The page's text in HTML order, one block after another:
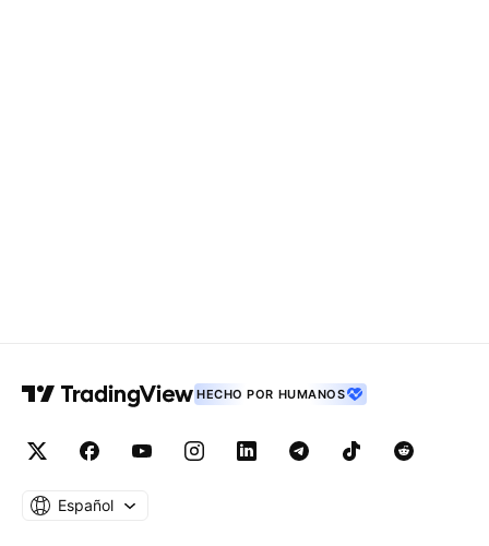
HECHO POR HUMANOS
Español